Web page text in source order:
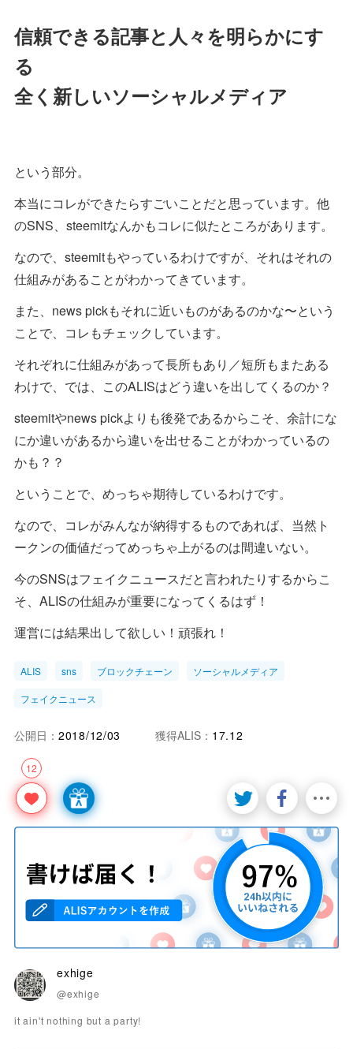
信頼できる記事と人々を明らかにす
る
全く新しいソーシャルメディア
という部分。
本当にコレができたらすごいことだと思っています。他
のSNS、steemitなんかもコレに似たところがあります。
なので、steemitもやっているわけですが、それはそれの
仕組みがあることがわかってきています。
また、news pickもそれに近いものがあるのかな〜という
ことで、コレもチェックしています。
それぞれに仕組みがあって長所もあり／短所もまたある
わけで、では、このALISはどう違いを出してくるのか？
steemitやnews pickよりも後発であるからこそ、余計にな
にか違いがあるから違いを出せることがわかっているの
かも？？
ということで、めっちゃ期待しているわけです。
なので、コレがみんなが納得するものであれば、当然ト
ークンの価値だってめっちゃ上がるのは間違いない。
今のSNSはフェイクニュースだと言われたりするからこ
そ、ALISの仕組みが重要になってくるはず！
運営には結果出して欲しい！頑張れ！
ALIS sns ブロックチェーン ソーシャルメディア
フェイクニュース
12
公開日： 2018/12/03 獲得ALIS： 17.12
exhige
@exhige
it ain't nothing but a party!